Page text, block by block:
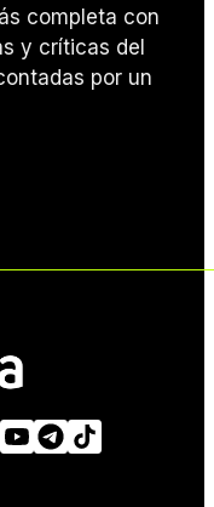
completa con
y críticas del
por un